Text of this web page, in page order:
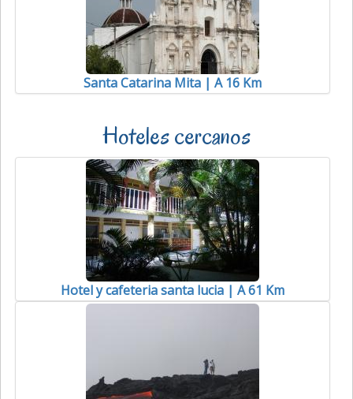
Santa Catarina Mita | A 16 Km
Hoteles cercanos
Hotel y cafeteria santa lucia | A 61 Km